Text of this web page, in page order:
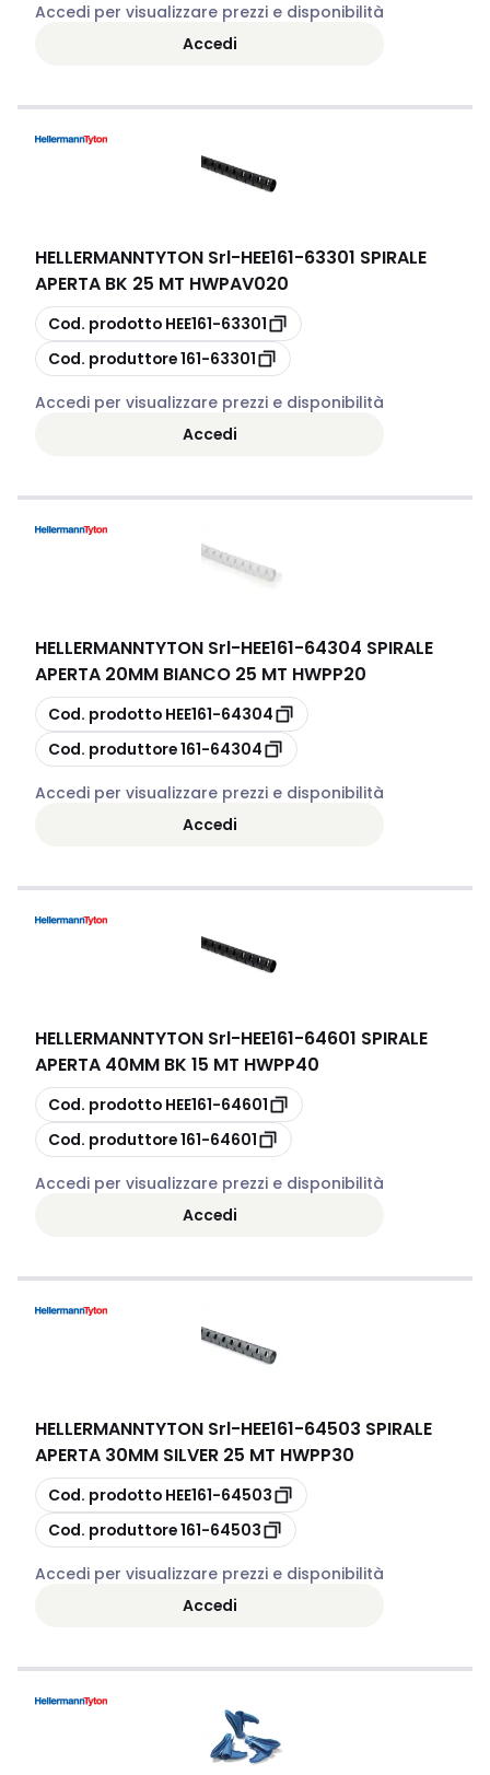
Accedi per visualizzare prezzi e disponibilità
Accedi
HELLERMANNTYTON Srl-HEE161-63301 SPIRALE
APERTA BK 25 MT HWPAV020
copia
Cod. prodotto HEE161-63301
copia
Cod. produttore161-63301
Accedi per visualizzare prezzi e disponibilità
Accedi
HELLERMANNTYTON Srl-HEE161-64304 SPIRALE
APERTA 20MM BIANCO 25 MT HWPP20
copia
Cod. prodotto HEE161-64304
copia
Cod. produttore161-64304
Accedi per visualizzare prezzi e disponibilità
Accedi
HELLERMANNTYTON Srl-HEE161-64601 SPIRALE
APERTA 40MM BK 15 MT HWPP40
copia
Cod. prodotto HEE161-64601
copia
Cod. produttore161-64601
Accedi per visualizzare prezzi e disponibilità
Accedi
HELLERMANNTYTON Srl-HEE161-64503 SPIRALE
APERTA 30MM SILVER 25 MT HWPP30
copia
Cod. prodotto HEE161-64503
copia
Cod. produttore161-64503
Accedi per visualizzare prezzi e disponibilità
Accedi